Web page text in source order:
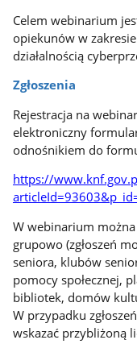
Celem webinarium
opiekunów w
działalnością
Zgłoszenia
Rejestracja na
elektroniczny
odnośnikiem do
https://
W webinarium
grupowo (zgłoszeń
seniora, klubów
pomocy społecznej,
bibliotek, domów
W przypadku
wskazać przybliżoną